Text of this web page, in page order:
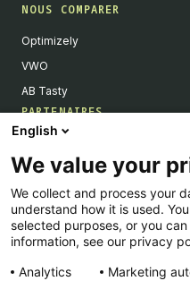
NOUS COMPARER
Optimizely
VWO
AB Tasty
PARTENAIRES
Devenir partenaires
Liste de nos intégrations
Agences Partenaires
English
We value your
We collect and process your
understand how it is used.
selected purposes, or you
information, see our privacy
Analytics
Marketing